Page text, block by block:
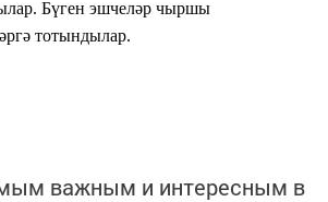
Бүген эшчеләр чыршы
тотындылар.
важным и интересным в